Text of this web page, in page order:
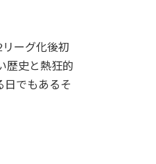
ーグ化後初
歴史と熱狂的
日でもあるそ